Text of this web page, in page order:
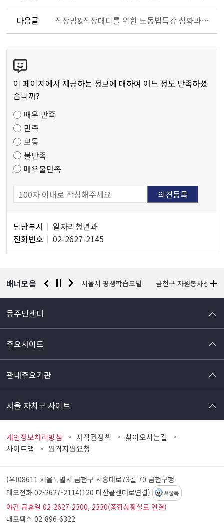
다음글 직장맘&직장대디를 위한 노동법특강 심화과정 운영(노동법먹고 샌드위치먹고)(마감)
텐
츠
만
도
조
사
이 페이지에서 제공하는 정보에 대하여 어느 정도 만족하셨
습니까?
매우 만족
만족
보통
불만족
매우불만족
당
자
담당부서
일자리청년과
전화번호
02-2627-2145
배너모음
찰청 유실물 통합포털 서울시 평생학습포털 금천구 자원봉사센터
동주민센터
주요사이트
관내주요기관
서울 자치구 사이트
개인정보처리방침 저작권정책
찾아오시는길
사이트맵
원격지원요청
(우)08611 서울특별시 금천구 시흥대로73길 70금천구청
대표전화 02-2627-2114(120 다산콜센터로연결)
서울톡
야간·공휴일 02-2627-2300, 2330(종합상황실로 연결)
대표팩스 02-896-6322